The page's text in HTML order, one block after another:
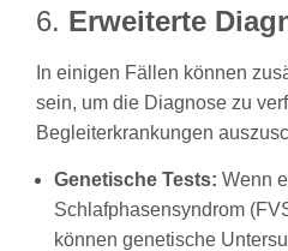
6. Erweiterte
In einigen Fällen können
sein, um die Diagnose zu
Begleiterkrankungen
Genetische Tests: Wenn
Schlafphasensyndrom
können genetische